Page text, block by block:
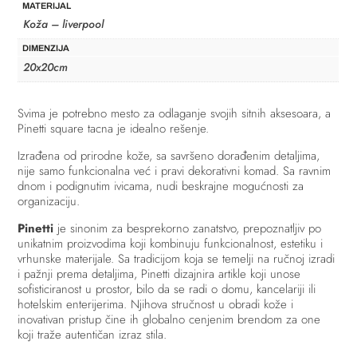
MATERIJAL
Koža – liverpool
DIMENZIJA
20x20cm
Svima je potrebno mesto za odlaganje svojih sitnih aksesoara, a
Pinetti square tacna je idealno rešenje.
Izrađena od prirodne kože, sa savršeno dorađenim detaljima,
nije samo funkcionalna već i pravi dekorativni komad. Sa ravnim
dnom i podignutim ivicama, nudi beskrajne mogućnosti za
organizaciju.
Pinetti je sinonim za besprekorno zanatstvo, prepoznatljiv po
unikatnim proizvodima koji kombinuju funkcionalnost, estetiku i
vrhunske materijale. Sa tradicijom koja se temelji na ručnoj izradi
i pažnji prema detaljima, Pinetti dizajnira artikle koji unose
sofisticiranost u prostor, bilo da se radi o domu, kancelariji ili
hotelskim enterijerima. Njihova stručnost u obradi kože i
inovativan pristup čine ih globalno cenjenim brendom za one
koji traže autentičan izraz stila.